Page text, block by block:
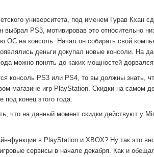
университета, под именем Гурав Кхан
выбрал PS3, мотивировав это относительно
ОС на консоль. Начал он собирать свой
деньги докупал новые консоли. На
можно понять до каких мощностей
консоль PS3 или PS4, то вы должны знать,
магазине игр PlayStation. Скидки на самом
конец этого года.
что на данный момент скидки действуют у
функции в PlayStation и XBOX? Ну так это
сервисы в начале декабря. Как и